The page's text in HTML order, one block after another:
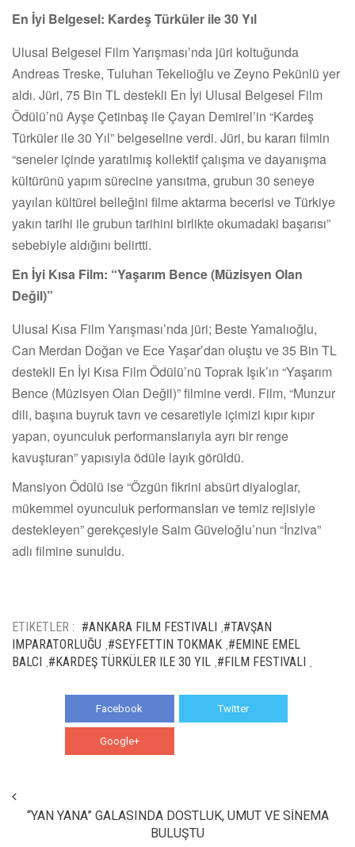
En İyi Belgesel: Kardeş Türküler ile 30 Yıl
Ulusal Belgesel Film Yarışması’nda jüri koltuğunda
Andreas Treske, Tuluhan Tekelioğlu ve Zeyno Pekünlü yer
aldı. Jüri, 75 Bin TL destekli En İyi Ulusal Belgesel Film
Ödülü’nü Ayşe Çetinbaş ile Çayan Demirel’in “Kardeş
Türküler ile 30 Yıl” belgeseline verdi. Jüri, bu kararı filmin
“seneler içinde yaratılmış kollektif çalışma ve dayanışma
kültürünü yapım sürecine yansıtma, grubun 30 seneye
yayılan kültürel belleğini filme aktarma becerisi ve Türkiye
yakın tarihi ile grubun tarihini birlikte okumadaki başarısı”
sebebiyle aldığını belirtti.
En İyi Kısa Film: “Yaşarım Bence (Müzisyen Olan
Değil)”
Ulusal Kısa Film Yarışması’nda jüri; Beste Yamalıoğlu,
Can Merdan Doğan ve Ece Yaşar’dan oluştu ve 35 Bin TL
destekli En İyi Kısa Film Ödülü’nü Toprak Işık’ın “Yaşarım
Bence (Müzisyen Olan Değil)” filmine verdi. Film, “Munzur
dili, başına buyruk tavrı ve cesaretiyle içimizi kıpır kıpır
yapan, oyunculuk performanslarıyla ayrı bir renge
kavuşturan” yapısıyla ödüle layık görüldü.
Mansiyon Ödülü ise “Özgün fikrini absürt diyaloglar,
mükemmel oyunculuk performansları ve temiz rejisiyle
destekleyen” gerekçesiyle Saim Güveloğlu’nun “İnziva”
adlı filmine sunuldu.
ETIKETLER : #ANKARA FILM FESTIVALI #TAVŞAN
IMPARATORLUĞU #SEYFETTIN TOKMAK #EMINE EMEL
BALCI #KARDEŞ TÜRKÜLER ILE 30 YIL #FILM FESTIVALI
Facebook Twitter
Google+
“YAN YANA” GALASINDA DOSTLUK, UMUT VE SİNEMA
BULUŞTU